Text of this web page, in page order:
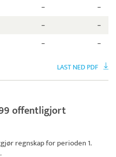
–
–
–
–
– –
LAST NED PDF
offentligjort
regnskap for perioden 1.